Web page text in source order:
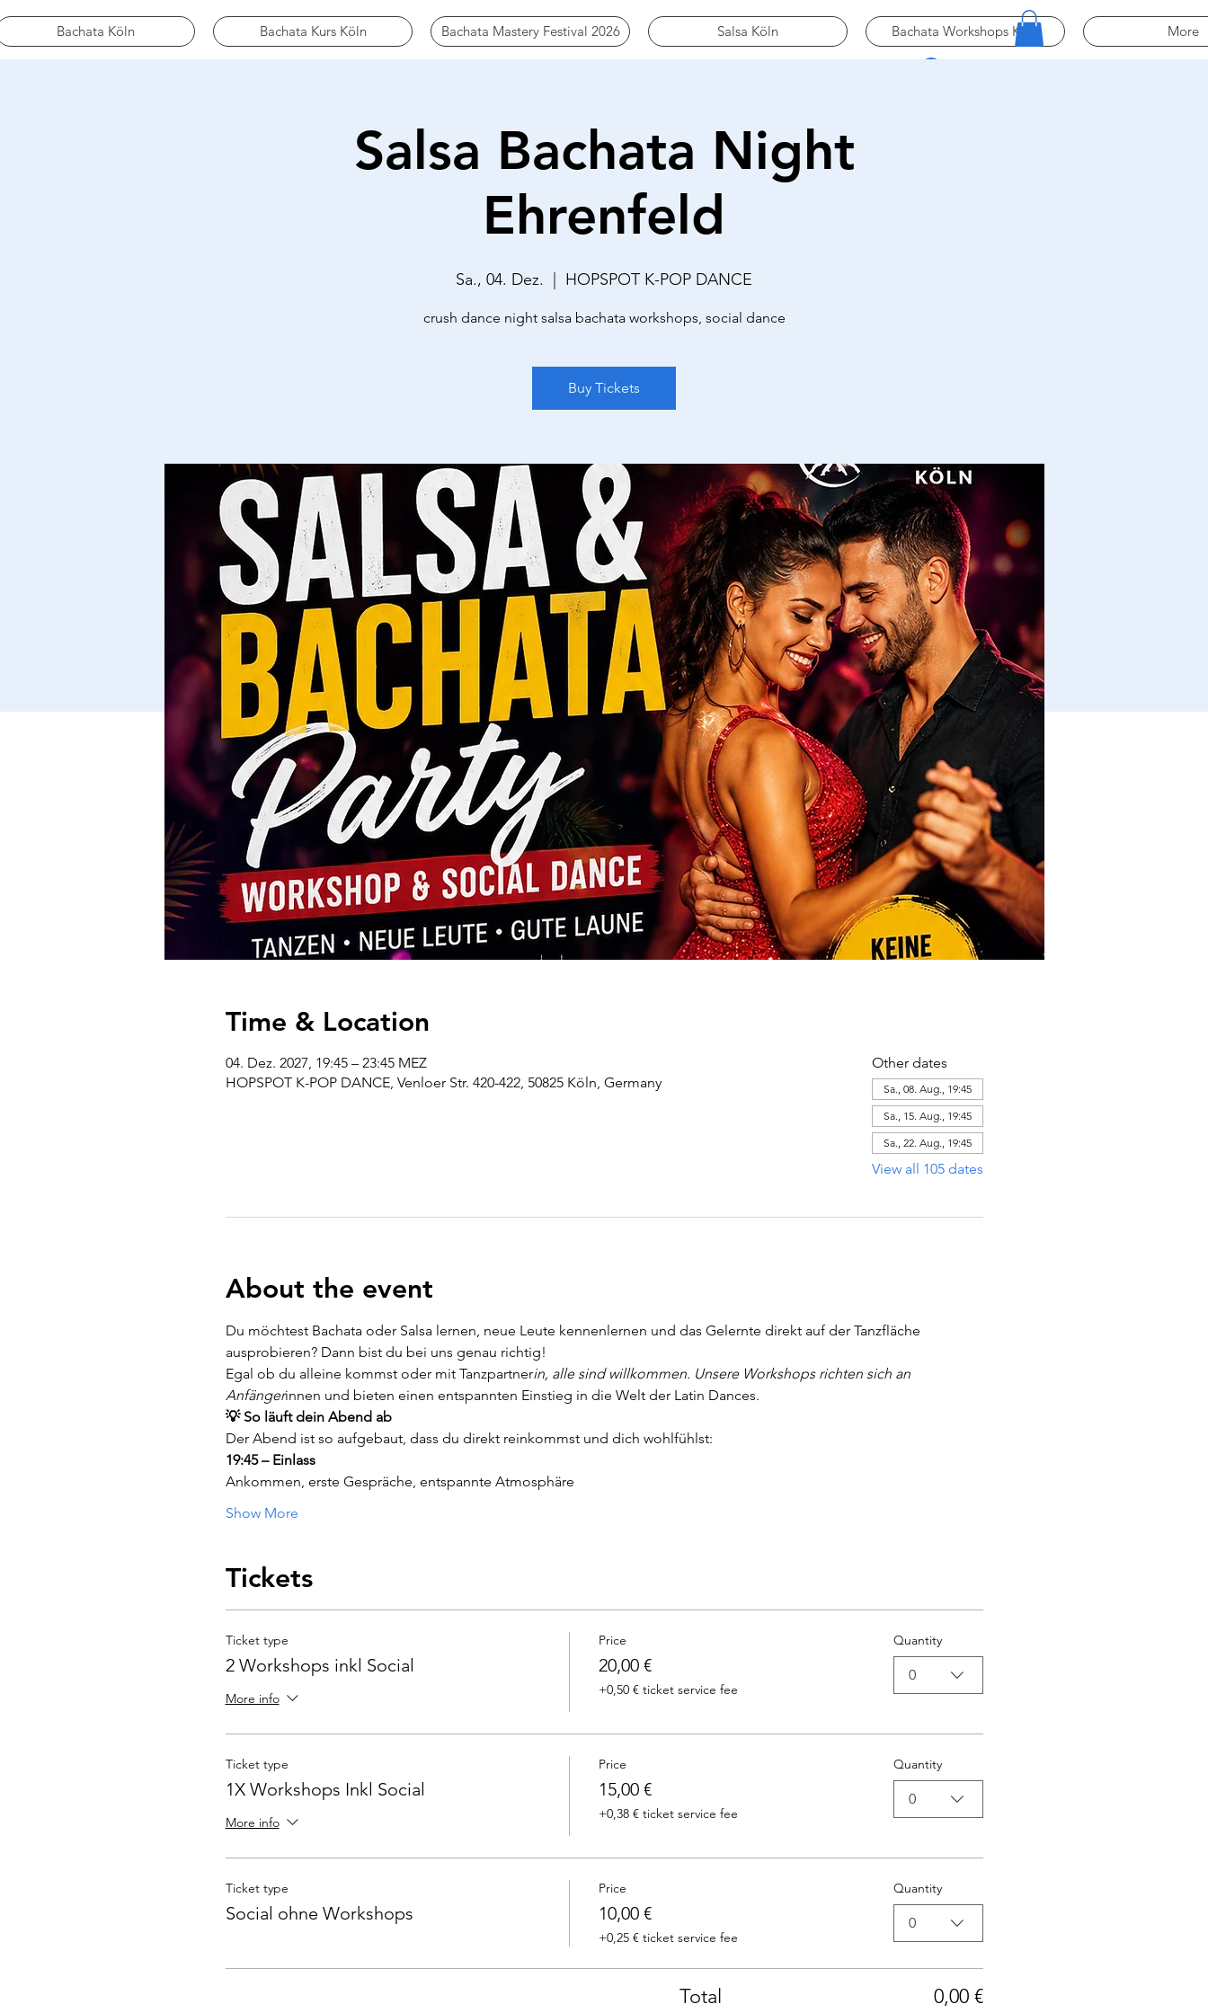
Bachata Köln Bachata Kurs Köln Bachata Mastery Festival 2026 Salsa Köln Bachata Workshops Köln More
Salsa Bachata Night
Ehrenfeld
Sa., 04. Dez.
  |
HOPSPOT K-POP DANCE
crush dance night salsa bachata workshops, social dance
Buy Tickets
Time & Location
04. Dez. 2027, 19:45 – 23:45 MEZ
HOPSPOT K-POP DANCE, Venloer Str. 420-422, 50825 Köln, Germany
Other dates
Sa., 08. Aug., 19:45
Sa., 15. Aug., 19:45
Sa., 22. Aug., 19:45
View all 105 dates
About the event
Du möchtest Bachata oder Salsa lernen, neue Leute kennenlernen und das Gelernte direkt auf der Tanzfläche
ausprobieren? Dann bist du bei uns genau richtig!
Egal ob du alleine kommst oder mit Tanzpartnerin, alle sind willkommen. Unsere Workshops richten sich an
Anfängerinnen und bieten einen entspannten Einstieg in die Welt der Latin Dances.
💡 So läuft dein Abend ab
Der Abend ist so aufgebaut, dass du direkt reinkommst und dich wohlfühlst:
19:45 – Einlass
Ankommen, erste Gespräche, entspannte Atmosphäre
Show More
Tickets
Ticket type
2 Workshops inkl Social
More info
Price
20,00 €
+0,50 € ticket service fee
Quantity
0
Ticket type
1X Workshops Inkl Social
More info
Price
15,00 €
+0,38 € ticket service fee
Quantity
0
Ticket type
Social ohne Workshops
Price
10,00 €
+0,25 € ticket service fee
Quantity
0
Total 0,00 €